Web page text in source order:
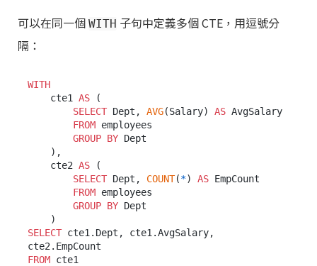
可以在同一個 WITH 子句中定義多個 CTE，用逗號分
隔：
WITH
    cte1
AS (
SELECT Dept, AVG(Salary) AS AvgSalary
FROM employees
GROUP BY Dept
    cte2
AS (
SELECT Dept, COUNT(*) AS EmpCount
FROM employees
GROUP BY Dept
SELECT cte1.Dept, cte1.AvgSalary,
FROM